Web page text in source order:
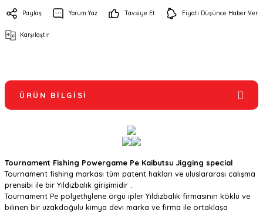
Paylaş Yorum Yaz Tavsiye Et Fiyatı Düşünce Haber Ver
Karşılaştır
ÜRÜN BILGISI
Tournament Fishing Powergame Pe Kaibutsu Jigging special
Tournament fishing markası tüm patent hakları ve uluslararası calışma
prensibi ile bir Yıldızbalık girişimidir .
Tournament Pe polyethylene örgü ipler Yıldızbalık firmasının köklü ve
bilinen bir uzakdoğulu kimya devi marka ve firma ile ortaklaşa